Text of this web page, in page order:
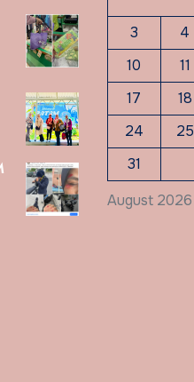
August 2026
3
4
10
11
17
18
24
25
31